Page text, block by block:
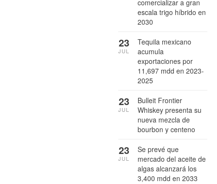
comercializar a gran
escala trigo híbrido en
2030
Tequila mexicano
acumula
exportaciones por
11,697 mdd en 2023-
2025
23
JUL
Bulleit Frontier
Whiskey presenta su
nueva mezcla de
bourbon y centeno
23
JUL
Se prevé que
mercado del aceite de
algas alcanzará los
3,400 mdd en 2033
23
JUL